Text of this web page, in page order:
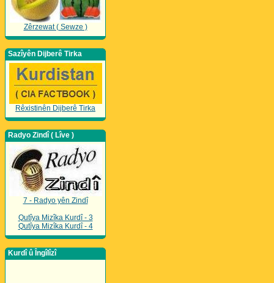
Zêrzewat ( Sewze )
Sazîyên Dijberê Tirka
Rêxistinên Dijberê Tirka
Radyo Zindî ( Lîve )
7 - Radyo yên Zindî
Qutîya Mizîka Kurdî - 3
Qutîya Mizîka Kurdî - 4
Kurdî û Îngîlîzî